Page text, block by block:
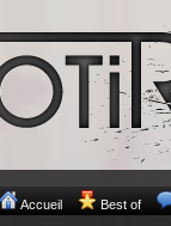
Accueil Best of